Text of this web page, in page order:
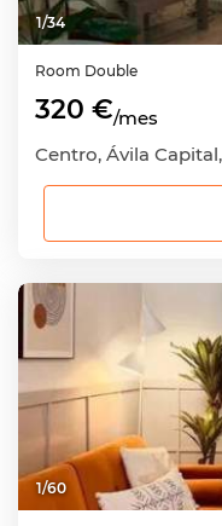
1/34
Room Double
320 €/mes
Centro, Ávila
1/60